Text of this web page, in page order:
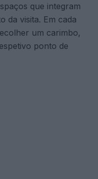
que integram
da visita. Em cada
um carimbo,
ponto de